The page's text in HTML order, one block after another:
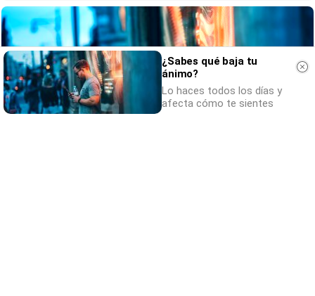
¿Sabes qué baja tu
ánimo?
Lo haces todos los días y
afecta cómo te sientes